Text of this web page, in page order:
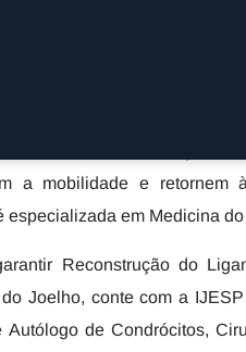
Ligamento Cruzado no
a estabilidade e a função
a mobilidade e
especializada em Medicina
Reconstrução do
Joelho, conte com a
Autólogo de Condrócitos,